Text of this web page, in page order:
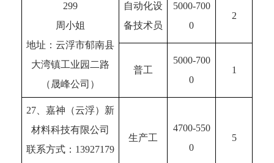
299
周小姐
地址：云浮市郁南县
大湾镇工业园二路
（晟峰公司）
自动化设
备技术员
5000-700
0
2
普工
5000-700
0
1
27、嘉神（云浮）新
材料科技有限公司
联系方式：13927179
生产工
4700-550
0
5